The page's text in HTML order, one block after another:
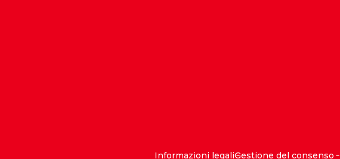
Informazioni legaliGestione del consenso